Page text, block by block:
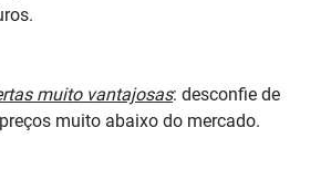
muito vantajosas: desconfie de
muito abaixo do mercado.